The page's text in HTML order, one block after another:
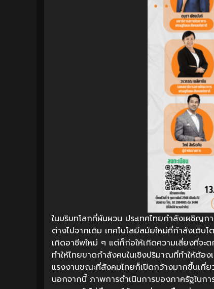
ในบริบทโลกที่ผันผวน ประเทศไทยกำลังเผชิญก
ต่างไปจากเดิม เทคโนโลยีสมัยใหม่ที่กำลังเติ
เกิดอาชีพใหม่ ๆ แต่ก็ก่อให้เกิดความเสี่ยงที่จะ
ทำให้ไทยขาดกำลังคนในเชิงปริมาณที่ทำให้ต้อ
แรงงานขณะที่สังคมไทยก็เปิดกว้างมากขึ้นเ
นอกจากนี้ ภาพการดำเนินการของภาครัฐในก